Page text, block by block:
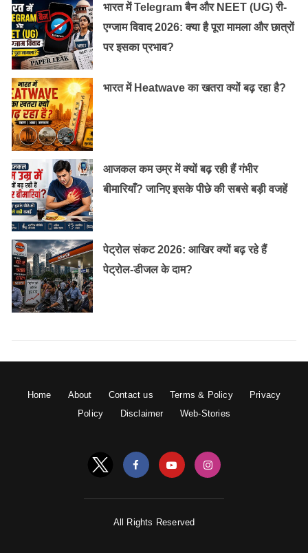
भारत में Telegram बैन और NEET (UG) री-
एग्जाम विवाद 2026: क्या है पूरा मामला और छात्रों
पर इसका प्रभाव?
भारत में Heatwave का खतरा क्यों बढ़ रहा है?
आजकल कम उम्र में क्यों बढ़ रही हैं गंभीर
बीमारियाँ? जानिए इसके पीछे की सबसे बड़ी वजहें
पेट्रोल संकट 2026: आखिर क्यों बढ़ रहे हैं
पेट्रोल-डीजल के दाम?
Home About Contact us Terms & Policy
Privacy
Policy
Disclaimer Web-Stories
All Rights Reserved